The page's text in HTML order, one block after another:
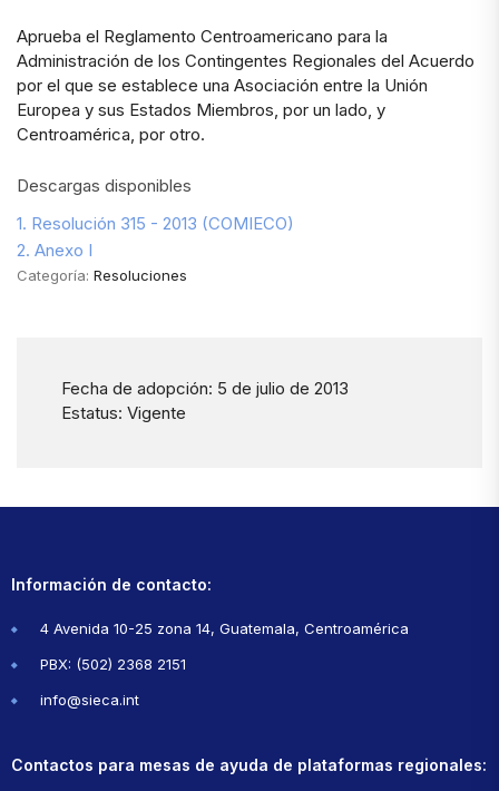
Aprueba el Reglamento Centroamericano para la
Administración de los Contingentes Regionales del Acuerdo
por el que se establece una Asociación entre la Unión
Europea y sus Estados Miembros, por un lado, y
Centroamérica, por otro.
Descargas disponibles
1. Resolución 315 - 2013 (COMIECO)
2. Anexo I
Categoría: Resoluciones
Fecha de adopción: 5 de julio de 2013
Estatus: Vigente
Información de contacto:
4 Avenida 10-25 zona 14, Guatemala, Centroamérica
PBX: (502) 2368 2151
info@sieca.int
Contactos para mesas de ayuda de plataformas regionales: